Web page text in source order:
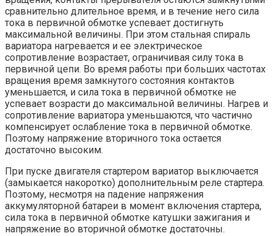
сравнительно длительное время, и в течение него сила
тока в первичной обмотке успевает достигнуть
максимальной величины. При этом стальная спираль
вариатора нагревается и ее электрическое
сопротивление возрастает, ограничивая силу тока в
первичной цепи. Во время работы при больших частотах
вращения время замкнутого состояния контактов
уменьшается, и сила тока в первичной обмотке не
успевает возрасти до максимальной величины. Нагрев и
сопротивление вариатора уменьшаются, что частично
компенсирует ослабление тока в первичной обмотке.
Поэтому напряжение вторичного тока остается
достаточно высоким.
При пуске двигателя стартером вариатор выключается
(замыкается накоротко) дополнительным реле стартера.
Поэтому, несмотря на падение напряжения
аккумуляторной батареи в момент включения стартера,
сила тока в первичной обмотке катушки зажигания и
напряжение во вторичной обмотке достаточны.